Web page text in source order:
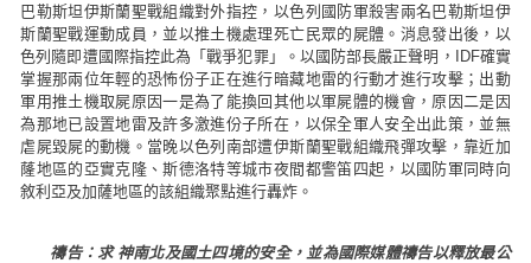
巴勒斯坦伊斯蘭聖戰組織對外指控，以色列國防軍殺害兩名巴勒斯坦伊
斯蘭聖戰運動成員，並以推土機處理死亡民眾的屍體。消息發出後，以
色列隨即遭國際指控此為「戰爭犯罪」。以國防部長嚴正聲明，IDF確實
掌握那兩位年輕的恐怖份子正在進行暗藏地雷的行動才進行攻擊；出動
軍用推土機取屍原因一是為了能換回其他以軍屍體的機會，原因二是因
為那地已設置地雷及許多激進份子所在，以保全軍人安全出此策，並無
虐屍毀屍的動機。當晚以色列南部遭伊斯蘭聖戰組織飛彈攻擊，靠近加
蕯地區的亞實克隆、斯德洛特等城市夜間都警笛四起，以國防軍同時向
敘利亞及加薩地區的該組織聚點進行轟炸。
禱告：求 神南北及國土四境的安全，並為國際媒體禱告以釋放最公